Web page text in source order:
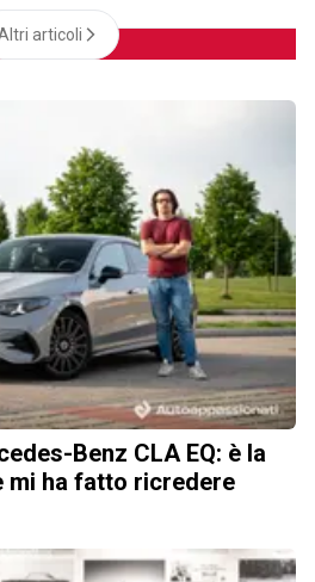
articoli
Benz CLA EQ: è la
mi ha fatto ricredere